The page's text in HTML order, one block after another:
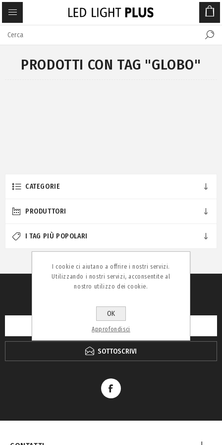
PRODOTTI CON TAG "GLOBO"
CATEGORIE
PRODUTTORI
I TAG PIÙ POPOLARI
SOTTOSCRIVI
I cookie ci aiutano a offrire i nostri servizi.
Utilizzando i nostri servizi, acconsentite al
nostro utilizzo dei cookie.
OK
Approfondisci